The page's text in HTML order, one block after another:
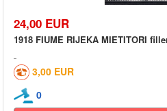
24,00 EUR
1918 FIUME RIJEKA MIETITORI
3,00 EUR
0